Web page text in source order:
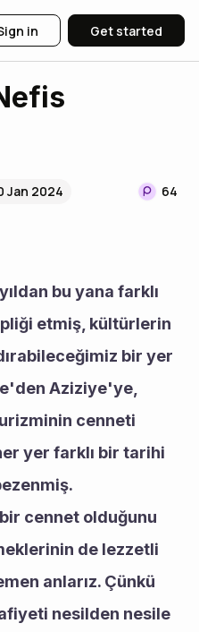
in Get started
Jan 2024 64
bu yana farklı
etmiş, kültürlerin
bir yer
Aziziye'ye,
cenneti
yer farklı bir tarihi
cennet olduğunu
de lezzetli
anlarız. Çünkü
nesilden nesile